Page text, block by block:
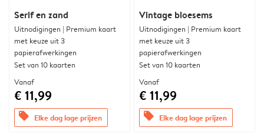
Serif en zand
Uitnodigingen | Premium kaart
met keuze uit 3
papierafwerkingen
Set van 10 kaarten
Vanaf
€ 11,99
offers Elke dag lage prijzen
Vintage bloesems
Uitnodigingen | Premium kaart
met keuze uit 3
papierafwerkingen
Set van 10 kaarten
Vanaf
€ 11,99
offers Elke dag lage prijzen